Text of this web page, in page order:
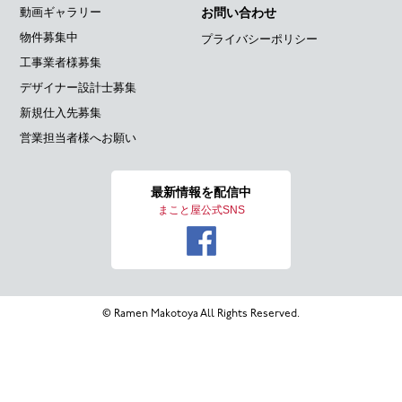
動画ギャラリー
物件募集中
工事業者様募集
デザイナー設計士募集
新規仕入先募集
営業担当者様へお願い
お問い合わせ
プライバシーポリシー
最新情報を配信中
まこと屋公式SNS
© Ramen Makotoya All Rights Reserved.